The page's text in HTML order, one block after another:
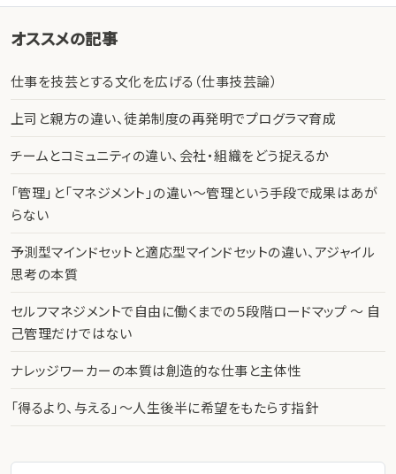
オススメの記事
仕事を技芸とする文化を広げる（仕事技芸論）
上司と親方の違い、徒弟制度の再発明でプログラマ育成
チームとコミュニティの違い、会社・組織をどう捉えるか
「管理」と「マネジメント」の違い〜管理という手段で成果はあが
らない
予測型マインドセットと適応型マインドセットの違い、アジャイル
思考の本質
セルフマネジメントで自由に働くまでの５段階ロードマップ 〜 自
己管理だけではない
ナレッジワーカーの本質は創造的な仕事と主体性
「得るより、与える」〜人生後半に希望をもたらす指針